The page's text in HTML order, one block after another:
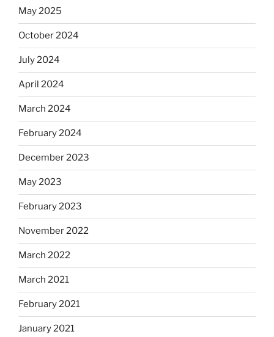
May 2025
October 2024
July 2024
April 2024
March 2024
February 2024
December 2023
May 2023
February 2023
November 2022
March 2022
March 2021
February 2021
January 2021